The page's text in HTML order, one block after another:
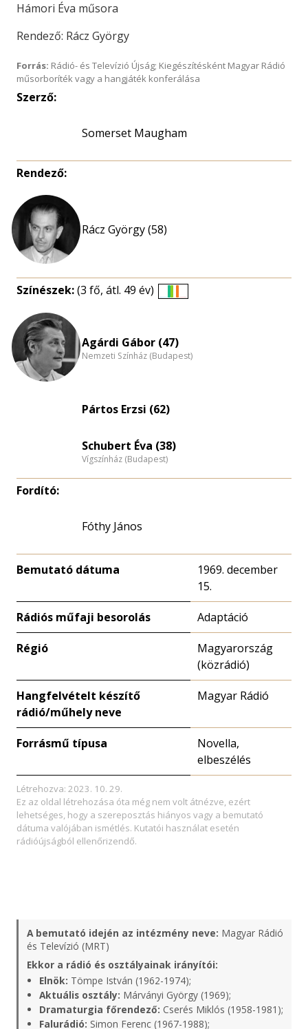
Hámori Éva műsora
Rendező: Rácz György
Forrás: Rádió- és Televízió Újság; Kiegészítésként Magyar Rádió
műsorboríték vagy a hangjáték konferálása
Szerző:
Somerset Maugham
Rendező:
Rácz György (58)
Színészek:(3 fő, átl. 49 év)
nagyítása
Agárdi Gábor (47)
Nemzeti Színház (Budapest)
Pártos Erzsi (62)
Schubert Éva (38)
Vígszínház (Budapest)
Fordító:
Fóthy János
Bemutató dátuma
1969. december
15.
Rádiós műfaji besorolás Adaptáció
Régió
Magyarország
(közrádió)
Hangfelvételt készítő
rádió/műhely neve
Magyar Rádió
Forrásmű típusa
Novella,
elbeszélés
Létrehozva: 2023. 10. 29.
Ez az oldal létrehozása óta még nem volt átnézve, ezért
lehetséges, hogy a szereposztás hiányos vagy a bemutató
dátuma valójában ismétlés. Kutatói használat esetén
rádióújságból ellenőrizendő.
A bemutató idején az intézmény neve: Magyar Rádió
és Televízió (MRT)
Ekkor a rádió és osztályainak irányítói:
Elnök: Tömpe István (1962-1974);
Aktuális osztály: Márványi György (1969);
Dramaturgia főrendező: Cserés Miklós (1958-1981);
Falurádió: Simon Ferenc (1967-1988);